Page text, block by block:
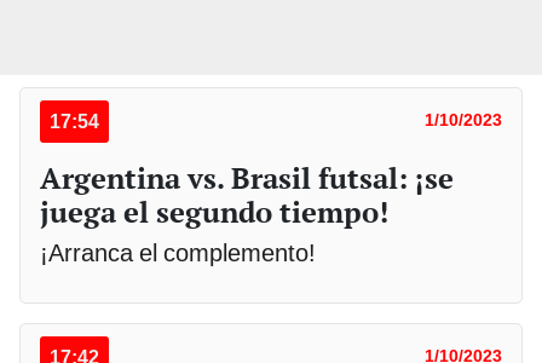
17:54 1/10/2023
Argentina vs. Brasil futsal: ¡se
juega el segundo tiempo!
¡Arranca el complemento!
17:42 1/10/2023